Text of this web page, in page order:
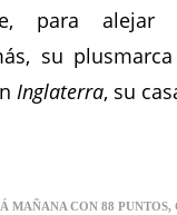
para alejar
su
Inglaterra, su
MAÑANA CON 88 PUNTOS,